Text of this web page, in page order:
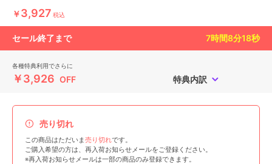
￥3,927 税込
セール終了まで 7時間8分17秒
各種特典利用でさらに
￥3,926 OFF 特典内訳
売り切れ
この商品はただいま売り切れです。
ご購入希望の方は、再入荷お知らせメールをご登録ください。
※再入荷お知らせメールは一部の商品のみ登録できます。